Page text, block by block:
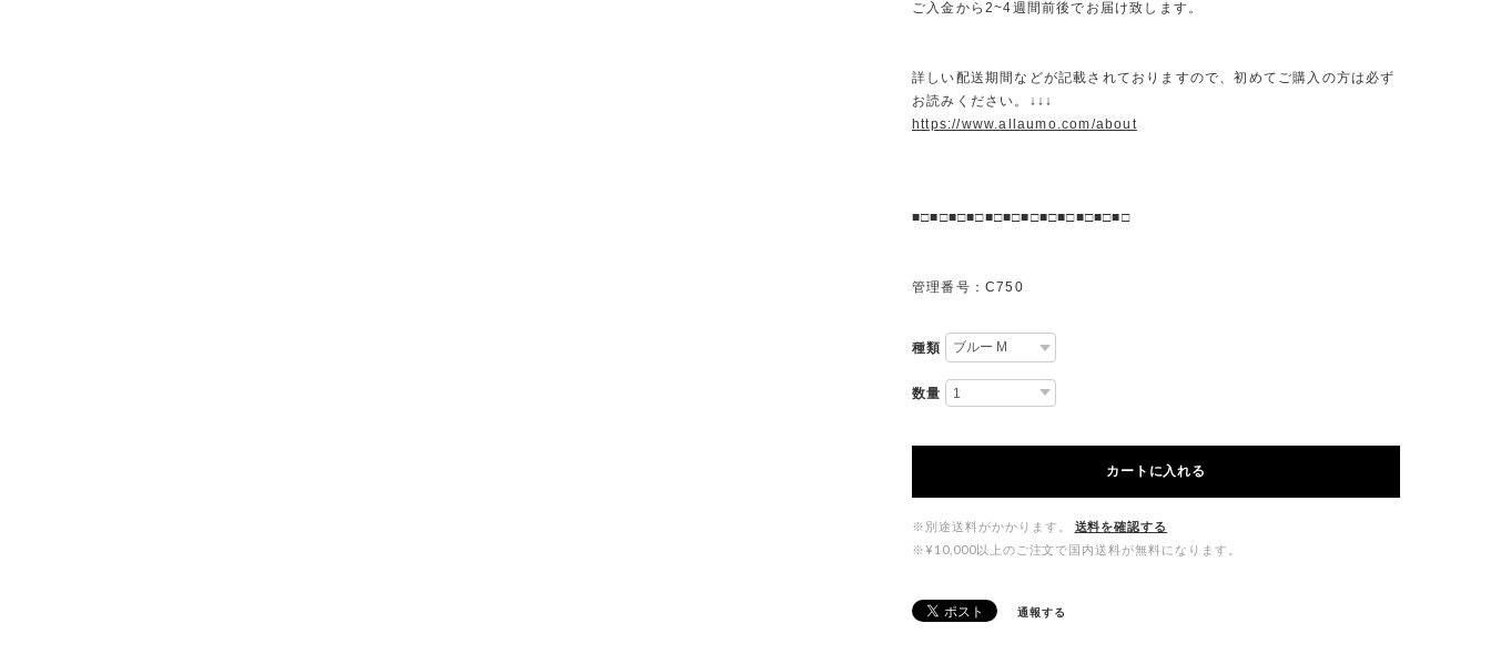
ご入金から2~4週間前後でお届け致します。
詳しい配送期間などが記載されておりますので、初めてご購入の方は必ず
お読みください。↓↓↓
https://www.allaumo.com/about
■□■□■□■□■□■□■□■□■□■□■□■□
管理番号：C750
種類
数量
カートに入れる
※別途送料がかかります。
送料を確認する
※¥10,000以上のご注文で国内送料が無料になります。
通報する